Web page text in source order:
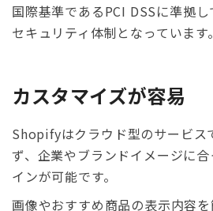
国際基準であるPCI DSSに準拠
セキュリティ体制となっています。
カスタマイズが容易
Shopifyはクラウド型のサービス
ず、企業やブランドイメージに
インが可能です。
画像やおすすめ商品の表示内容